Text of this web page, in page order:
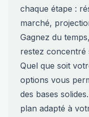
chaque étape :
marché,
Gagnez du
restez concentré
Quel que soit
options vous
des bases
plan adapté à